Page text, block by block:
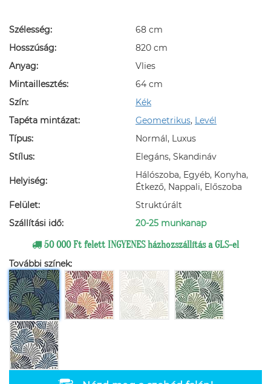
Szélesség:
68 cm
Hosszúság:
820 cm
Anyag:
Vlies
Mintaillesztés:
64 cm
Szín:
Kék
Tapéta mintázat:
Geometrikus, Levél
Típus:
Normál, Luxus
Stílus:
Elegáns, Skandináv
Helyiség:
Hálószoba, Egyéb, Konyha,
Étkező, Nappali, Előszoba
Felület:
Struktúrált
Szállítási idő:
20-25 munkanap
50 000 Ft felett INGYENES házhozszállítás a GLS-el
További színek: